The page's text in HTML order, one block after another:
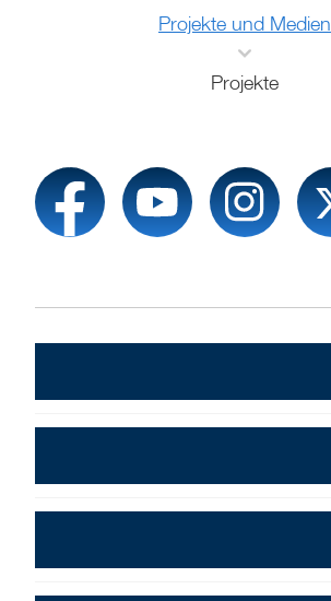
Projekte und Medien
Projekte